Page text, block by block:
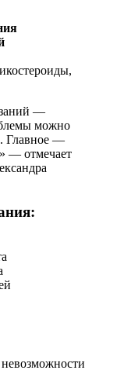
—
можно
Главное —
— отмечает